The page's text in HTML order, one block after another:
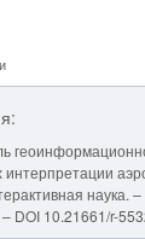
наука.
DOI 10.21661/r-